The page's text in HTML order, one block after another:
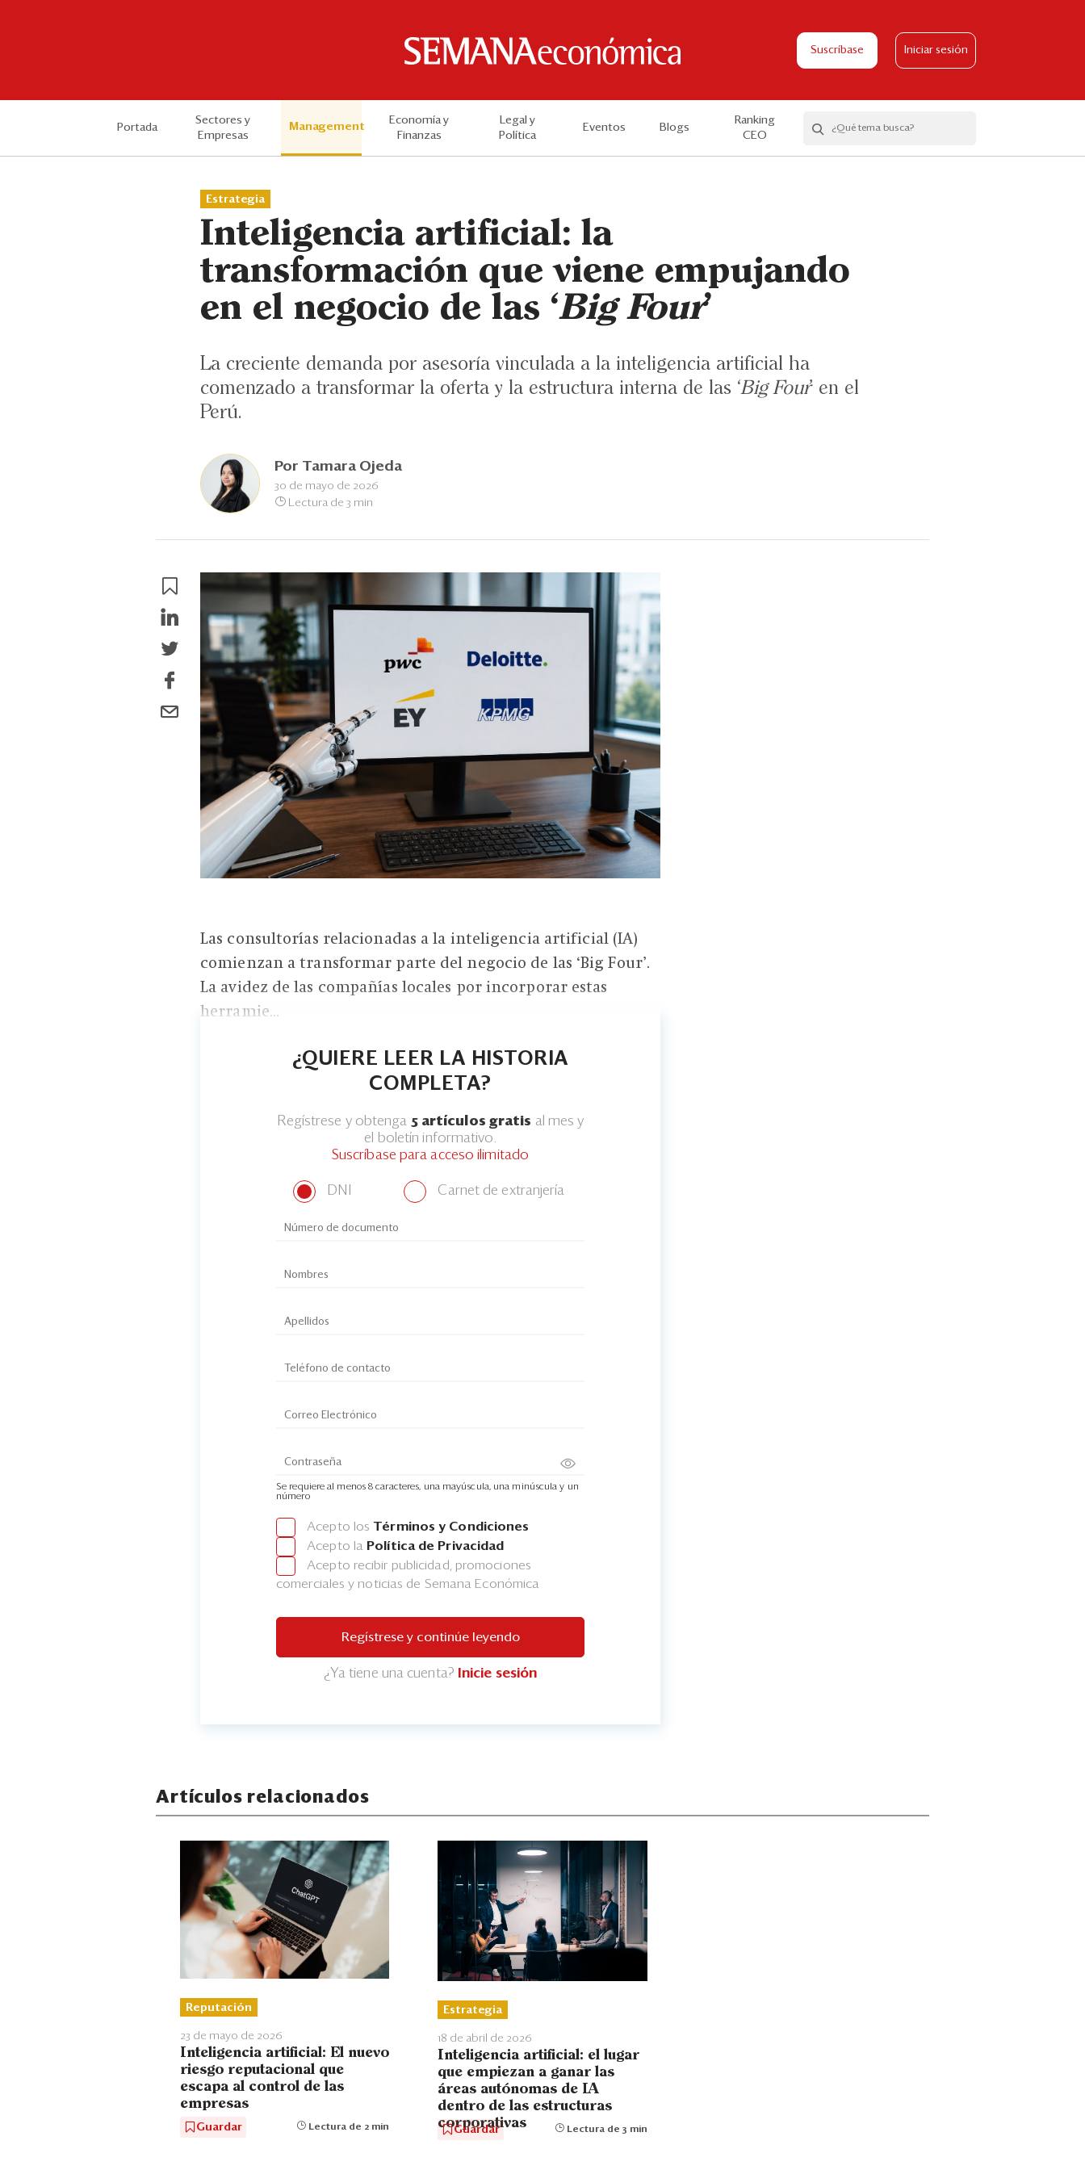
Suscríbase Iniciar sesión
Portada
Sectores y
Empresas
Management
Economía y
Finanzas
Legal y
Política
Eventos Blogs
Ranking
CEO
Estrategia
Inteligencia artificial: la
transformación que viene empujando
en el negocio de las ‘Big Four’
La creciente demanda por asesoría vinculada a la inteligencia artificial ha
comenzado a transformar la oferta y la estructura interna de las ‘Big Four’ en el
Perú.
Por Tamara Ojeda
30 de mayo de 2026
Lectura de 3 min
Las consultorías relacionadas a la inteligencia artificial (IA)
comienzan a transformar parte del negocio de las ‘Big Four’.
La avidez de las compañías locales por incorporar estas
herramie...
¿QUIERE LEER LA HISTORIA
COMPLETA?
Regístrese y obtenga 5 artículos gratis al mes y
el boletín informativo.
Suscríbase para acceso ilimitado
DNI Carnet de extranjería
Se requiere al menos 8 caracteres, una mayúscula, una minúscula y un
número
Acepto los Términos y Condiciones
Acepto la Política de Privacidad
Acepto recibir publicidad, promociones
comerciales y noticias de Semana Económica
Regístrese y continúe leyendo
¿Ya tiene una cuenta? Inicie sesión
Artículos relacionados
Reputación
23 de mayo de 2026
Inteligencia artificial: El nuevo
riesgo reputacional que
escapa al control de las
empresas
Guardar Lectura de 2 min
Estrategia
18 de abril de 2026
Inteligencia artificial: el lugar
que empiezan a ganar las
áreas autónomas de IA
dentro de las estructuras
corporativas
Guardar Lectura de 3 min